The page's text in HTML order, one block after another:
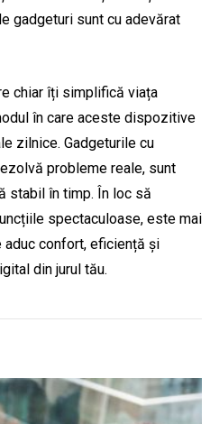
gadgeturi sunt cu adevărat
chiar îți simplifică viața
în care aceste dispozitive
zilnice. Gadgeturile cu
probleme reale, sunt
stabil în timp. În loc să
spectaculoase, este mai
confort, eficiență și
din jurul tău.